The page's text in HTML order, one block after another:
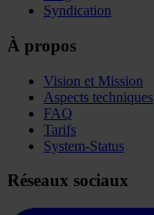
Syndication
À propos
Vision et Mission
Aspects techniques
FAQ
Tarifs
System-Status
Réseaux sociaux